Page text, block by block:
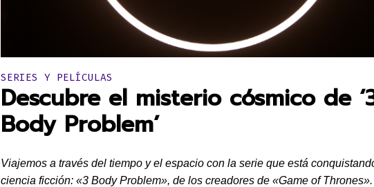
Publicado en:
SERIES Y PELÍCULAS
Descubre el misterio cósmico de
Body Problem’
Viajemos a través del tiempo y el espacio con la serie que está
ciencia ficción: «3 Body Problem», de los creadores de «Game of